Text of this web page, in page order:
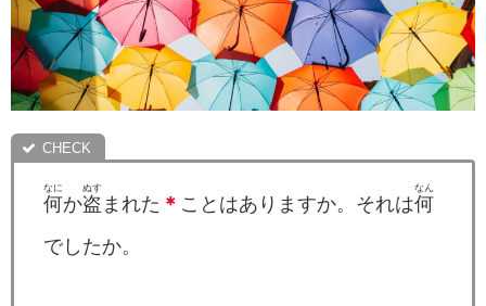
何
なに
か盗
ぬす
まれた ＊ ことはありますか。それは何
なん
でしたか。